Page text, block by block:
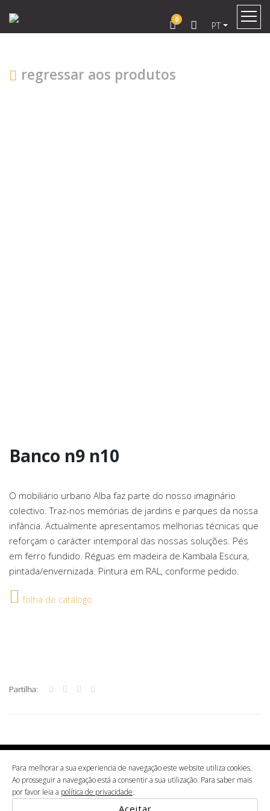
0
PT
regressar aos produtos
Banco n9 n10
O mobiliário urbano Alba faz parte do nosso imaginário
colectivo. Traz-nos memórias de jardins e parques da nossa
infância. Actualmente apresentamos melhorias técnicas que
reforçam o carácter intemporal das nossas soluções. Pés
em ferro fundido. Réguas em madeira de Kambala Escura,
pintada/envernizada. Pintura em RAL, conforme pedido.
folha de catálogo
Partilha:
Albergaria-a-Velha tel.00351 234 520 600* *chamada para a rede fixa
nacionalgoogle maps
Política de privacidade Termos & Condições
Para melhorar a sua experiencia de navegação este website utiliza cookies.
Ao prosseguir a navegação está a consentir a sua utilização. Para saber mais
por favor leia a política de privacidade.